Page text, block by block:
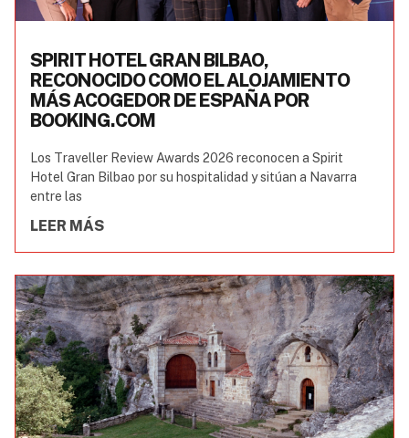
SPIRIT HOTEL GRAN BILBAO,
RECONOCIDO COMO EL ALOJAMIENTO
MÁS ACOGEDOR DE ESPAÑA POR
BOOKING.COM
Los Traveller Review Awards 2026 reconocen a Spirit
Hotel Gran Bilbao por su hospitalidad y sitúan a Navarra
entre las
LEER MÁS